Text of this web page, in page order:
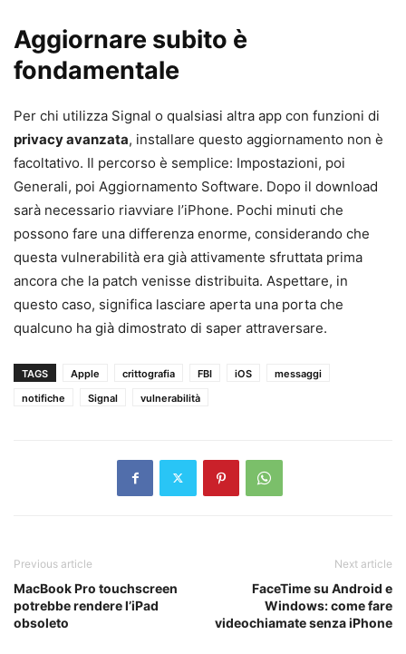
Aggiornare subito è
fondamentale
Per chi utilizza Signal o qualsiasi altra app con funzioni di
privacy avanzata, installare questo aggiornamento non è
facoltativo. Il percorso è semplice: Impostazioni, poi
Generali, poi Aggiornamento Software. Dopo il download
sarà necessario riavviare l’iPhone. Pochi minuti che
possono fare una differenza enorme, considerando che
questa vulnerabilità era già attivamente sfruttata prima
ancora che la patch venisse distribuita. Aspettare, in
questo caso, significa lasciare aperta una porta che
qualcuno ha già dimostrato di saper attraversare.
TAGS Apple crittografia FBI iOS
messaggi
notifiche
Signal vulnerabilità
Previous article
MacBook Pro touchscreen
potrebbe rendere l’iPad
obsoleto
Next article
FaceTime su Android e
Windows: come fare
videochiamate senza iPhone